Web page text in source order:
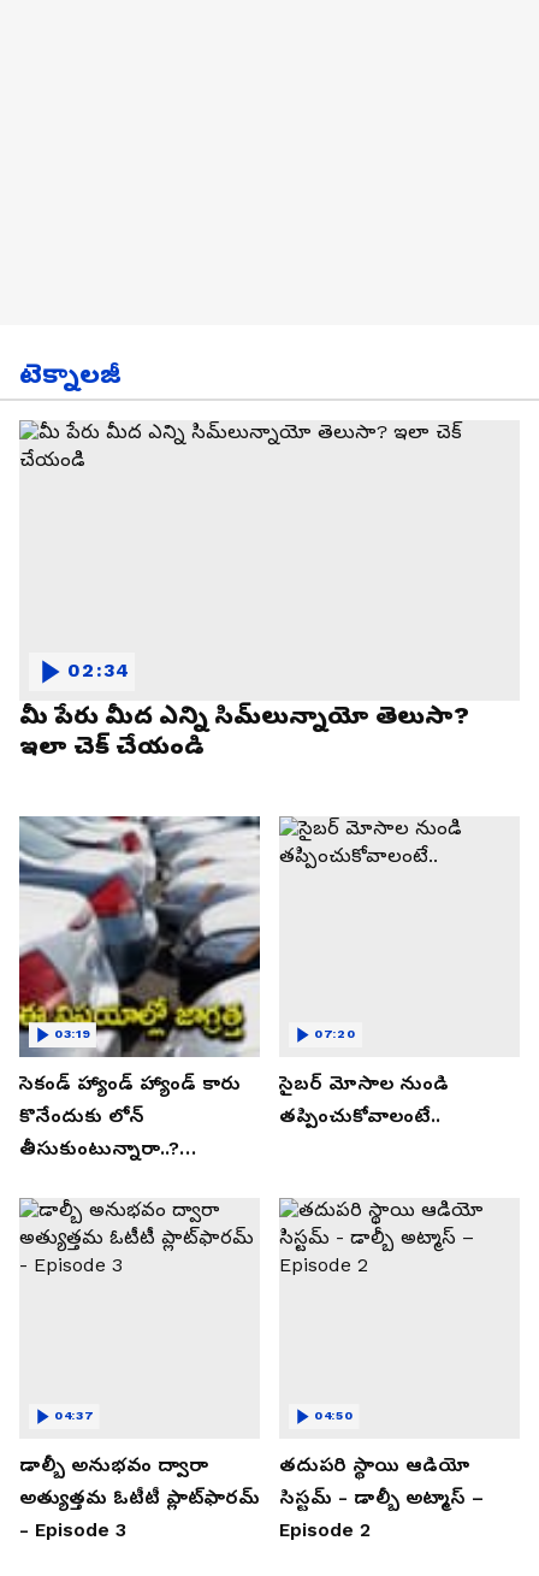
టెక్నాలజీ
మీ పేరు మీద ఎన్ని సిమ్‌లున్నాయో తెలుసా?
ఇలా చెక్ చేయండి
02:34
సెకండ్ హ్యాండ్ హ్యాండ్ కారు
కొనేందుకు లోన్
తీసుకుంటున్నారా..?
తెలుసుకోండి..!
03:19
సైబర్ మోసాల నుండి
తప్పించుకోవాలంటే..
07:20
డాల్బీ అనుభవం ద్వారా
అత్యుత్తమ ఓటీటీ ప్లాట్‌ఫారమ్
- Episode 3
04:37
తదుపరి స్థాయి ఆడియో
సిస్టమ్ - డాల్బీ అట్మాస్ –
Episode 2
04:50